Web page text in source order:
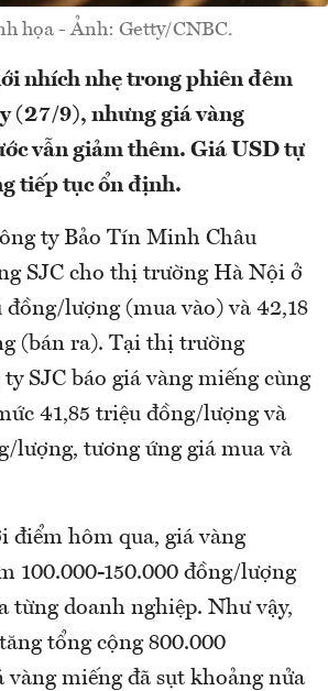
họa - Ảnh: Getty/CNBC.
nhích nhẹ trong phiên đêm
(27/9), nhưng giá vàng
vẫn giảm thêm. Giá USD tự
tiếp tục ổn định.
ty Bảo Tín Minh Châu
SJC cho thị trường Hà Nội ở
đồng/lượng (mua vào) và 42,18
(bán ra). Tại thị trường
SJC báo giá vàng miếng cùng
41,85 triệu đồng/lượng và
lượng, tương ứng giá mua và
điểm hôm qua, giá vàng
100.000-150.000 đồng/lượng
từng doanh nghiệp. Như vậy,
tổng cộng 800.000
vàng miếng đã sụt khoảng nửa